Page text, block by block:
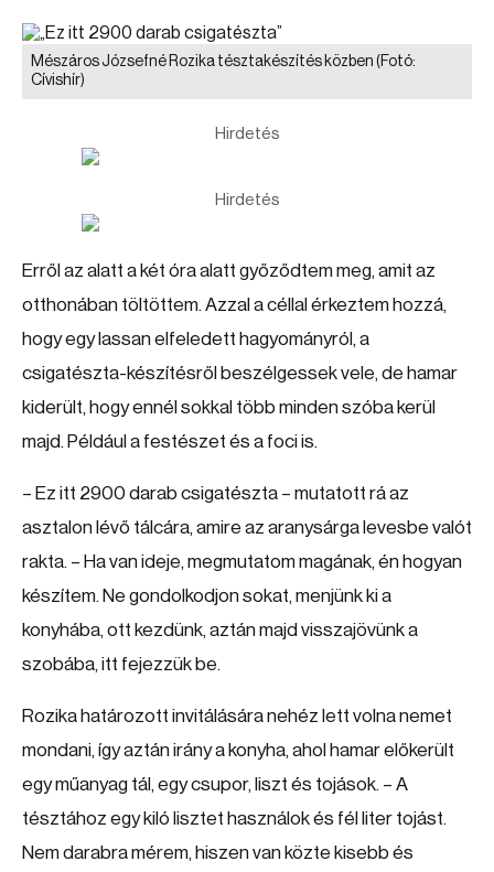
Mészáros Józsefné Rozika tésztakészítés közben (Fotó:
Cívishír)
Hirdetés
Hirdetés
Erről az alatt a két óra alatt győződtem meg, amit az
otthonában töltöttem. Azzal a céllal érkeztem hozzá,
hogy egy lassan elfeledett hagyományról, a
csigatészta-készítésről beszélgessek vele, de hamar
kiderült, hogy ennél sokkal több minden szóba kerül
majd. Például a festészet és a foci is.
– Ez itt 2900 darab csigatészta – mutatott rá az
asztalon lévő tálcára, amire az aranysárga levesbe valót
rakta. – Ha van ideje, megmutatom magának, én hogyan
készítem. Ne gondolkodjon sokat, menjünk ki a
konyhába, ott kezdünk, aztán majd visszajövünk a
szobába, itt fejezzük be.
Rozika határozott invitálására nehéz lett volna nemet
mondani, így aztán irány a konyha, ahol hamar előkerült
egy műanyag tál, egy csupor, liszt és tojások. – A
tésztához egy kiló lisztet használok és fél liter tojást.
Nem darabra mérem, hiszen van közte kisebb és